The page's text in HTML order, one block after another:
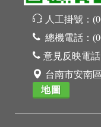
人工掛號：
總機電話：
意見反映電話
台南市安南
地圖